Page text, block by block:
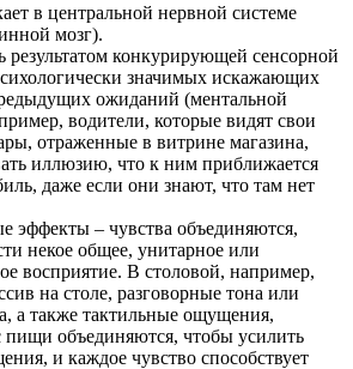
в центральной нервной системе
мозг).
конкурирующей сенсорной
значимых искажающих
ожиданий (ментальной
водители, которые видят свои
отраженные в витрине магазина,
иллюзию, что к ним приближается
даже если они знают, что там нет
эффекты – чувства объединяются,
некое общее, унитарное или
восприятие. В столовой, например,
на столе, разговорные тона или
а также тактильные ощущения,
пищи объединяются, чтобы усилить
и каждое чувство способствует